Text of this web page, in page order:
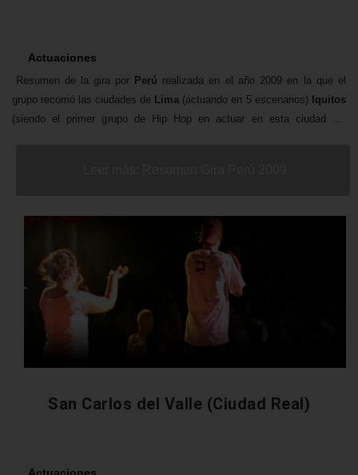
Actuaciones
Resumen de la gira por Perú realizada en el año 2009 en la que el
grupo recorrió las ciudades de Lima (actuando en 5 escenarios)
Iquitos
(siendo el primer grupo de Hip Hop en actuar en esta ciudad del
San Carlos del Valle (Ciudad Real)